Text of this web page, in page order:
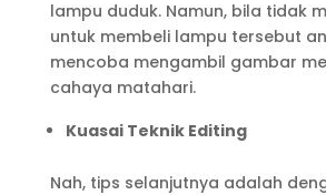
lampu duduk. Namun, bila tidak
untuk membeli lampu tersebut
mencoba mengambil gambar
cahaya matahari.
Kuasai Teknik Editing
Nah, tips selanjutnya adalah